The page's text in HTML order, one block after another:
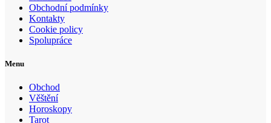
Obchodní podmínky
Kontakty
Cookie policy
Spolupráce
Menu
Obchod
Věštění
Horoskopy
Tarot